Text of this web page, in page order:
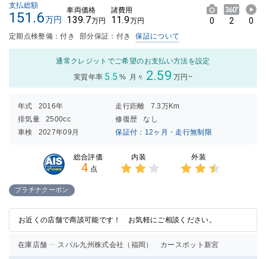
支払総額
151.6万円
車両価格
139.7万円
諸費用
11.9万円 0 2 0
定期点検整備：付き 部分保証：付き 保証について
通常クレジットでご希望のお支払い方法を設定
実質年率 5.5 % 月々 2.59 万円~
年式 2016年 走行距離
7.3万Km
排気量
2500cc 修復歴
なし
車検
2027年09月 保証付：12ヶ月・走行無制限
総合評価
4 点
内装 外装
プラチナクーポン
お近くの店舗で商談可能です！ お気軽にご相談ください。
在庫店舗 スバル九州株式会社（福岡） カースポット新宮